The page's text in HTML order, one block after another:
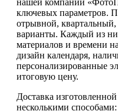
ключевых параметров.
отрывной,
варианты. Каждый из
материалов и времени
дизайн календаря,
персонализированные
итоговую цену.
Доставка
несколькими